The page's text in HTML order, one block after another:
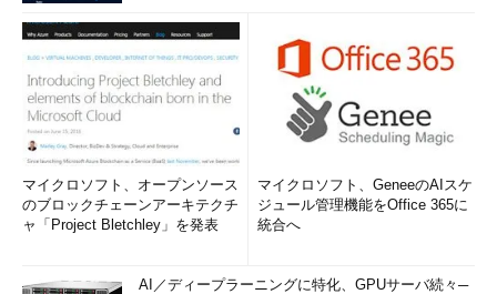
マイクロソフト、オープンソース
のブロックチェーンアーキテクチ
ャ「Project Bletchley」を発表
マイクロソフト、GeneeのAIスケ
ジュール管理機能をOffice 365に
統合へ
AI／ディープラーニングに特化、GPUサーバ続々─